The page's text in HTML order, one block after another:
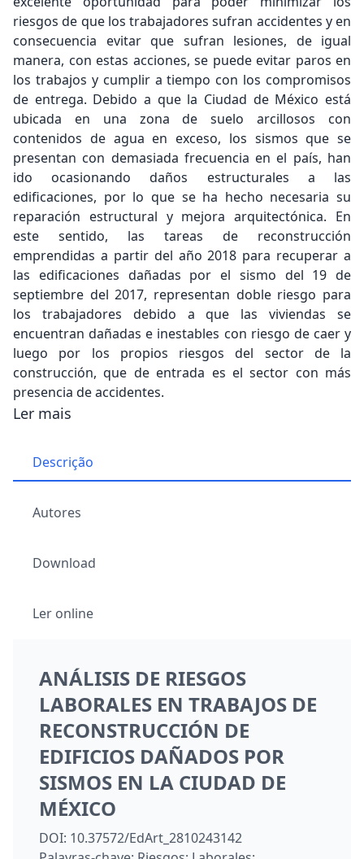
riesgos de que los trabajadores sufran accidentes y en
consecuencia evitar que sufran lesiones, de igual
manera, con estas acciones, se puede evitar paros en
los trabajos y cumplir a tiempo con los compromisos
de entrega. Debido a que la Ciudad de México está
ubicada en una zona de suelo arcillosos con
contenidos de agua en exceso, los sismos que se
presentan con demasiada frecuencia en el país, han
ido ocasionando daños estructurales a las
edificaciones, por lo que se ha hecho necesaria su
reparación estructural y mejora arquitectónica. En
este sentido, las tareas de reconstrucción
emprendidas a partir del año 2018 para recuperar a
las edificaciones dañadas por el sismo del 19 de
septiembre del 2017, representan doble riesgo para
los trabajadores debido a que las viviendas se
encuentran dañadas e inestables con riesgo de caer y
luego por los propios riesgos del sector de la
construcción, que de entrada es el sector con más
presencia de accidentes.
Ler mais
Descrição
Autores
Download
Ler online
ANÁLISIS DE RIESGOS
LABORALES EN TRABAJOS DE
RECONSTRUCCIÓN DE
EDIFICIOS DAÑADOS POR
SISMOS EN LA CIUDAD DE
MÉXICO
DOI: 10.37572/EdArt_2810243142